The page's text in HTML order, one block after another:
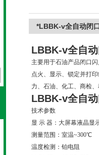
*LBBK-v全自动闭
LBBK-v全自
主要用于石油产品闭口
点火、显示、锁定并打
力、石油、化工、商检
LBBK-v全自
技术参数
显 示 器：大屏幕液晶显
测量范围：室温~300℃
温度检测：铂电阻